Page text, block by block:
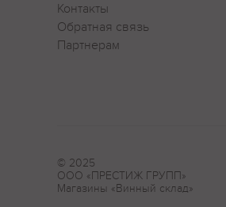
Контакты
Обратная связь
Партнерам
© 2025
ООО «ПРЕСТИЖ ГРУПП»
Магазины «Винный склад»